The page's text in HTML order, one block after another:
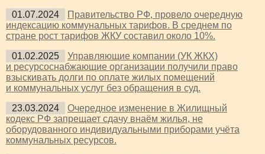
01.07.2024
Правительство РФ, провело очередную
индексацию коммунальных тарифов. В среднем по
стране рост тарифов ЖКУ составил около 10%.
01.02.2025
Управляющие компании (УК ЖКХ)
и ресурсоснабжающие организации получили право
взыскивать долги по оплате жилых помещений
и коммунальных услуг без обращения в суд.
23.03.2024
Очередное изменение в Жилищный
кодекс РФ запрещает сдачу внаём жилья, не
оборудованного индивидуальными приборами учёта
коммунальных ресурсов.